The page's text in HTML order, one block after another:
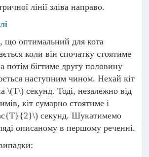
лінії зліва направо.
що оптимальний для кота
коли він спочатку стоятиме
потім бігтиме другу половину
наступним чином. Нехай кіт
\(T\) секунд. Тоді, незалежно від
кіт сумарно стоятиме і
секунд. Шукатимемо
описаному в першому реченні.